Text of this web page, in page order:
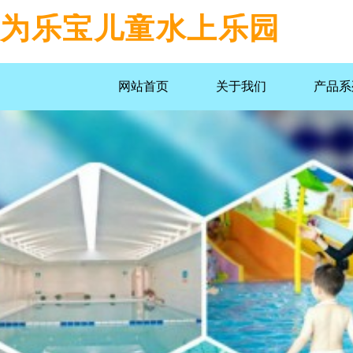
网站首页 关于我们 产品
为乐宝儿童水上乐园